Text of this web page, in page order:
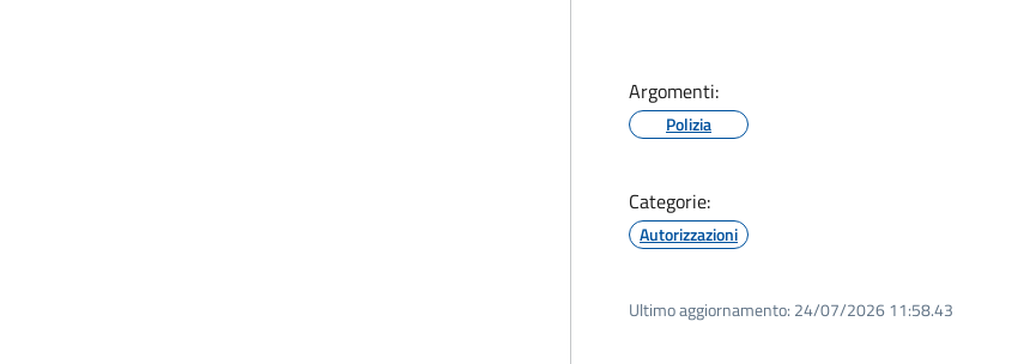
Argomenti:
Polizia
Categorie:
Autorizzazioni
Ultimo aggiornamento: 24/07/2026 11:58.43